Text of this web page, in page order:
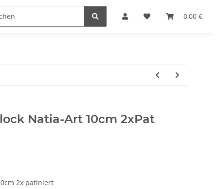
0,00 €
Krippenzubehör
Natia-Art 10cm 2xPat
2x patiniert